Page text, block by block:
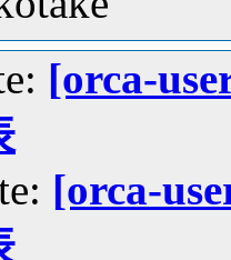
[orca-
[orca-